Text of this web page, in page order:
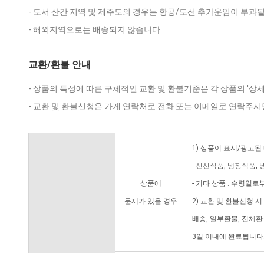
- 도서 산간 지역 및 제주도의 경우는 항공/도선 추가운임이 부과
- 해외지역으로는 배송되지 않습니다.
교환/환불 안내
- 상품의 특성에 따른 구체적인 교환 및 환불기준은 각 상품의 '상
- 교환 및 환불신청은 가게 연락처로 전화 또는 이메일로 연락주
상품에
문제가 있을 경우
1) 상품이 표시/광고된
- 신선식품, 냉장식품,
- 기타 상품 : 수령일로
2) 교환 및 환불신청
배송, 일부환불, 전체
3일 이내에 완료됩니